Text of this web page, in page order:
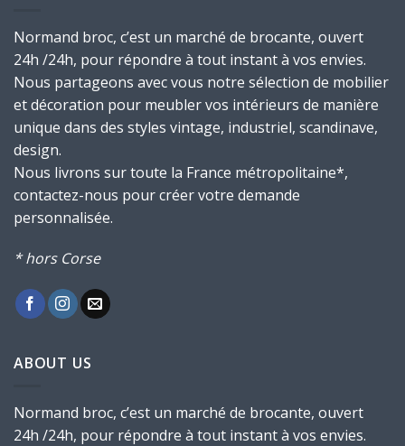
Normand broc, c’est un marché de brocante, ouvert
24h /24h, pour répondre à tout instant à vos envies.
Nous partageons avec vous notre sélection de mobilier
et décoration pour meubler vos intérieurs de manière
unique dans des styles vintage, industriel, scandinave,
design.
Nous livrons sur toute la France métropolitaine*,
contactez-nous pour créer votre demande
personnalisée.
* hors Corse
ABOUT US
Normand broc, c’est un marché de brocante, ouvert
24h /24h, pour répondre à tout instant à vos envies.